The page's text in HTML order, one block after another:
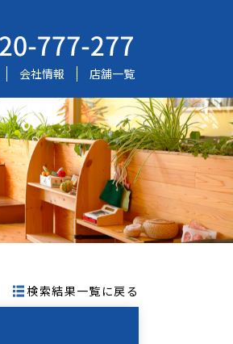
会社情報 店舗一覧
検索結果一覧に戻る